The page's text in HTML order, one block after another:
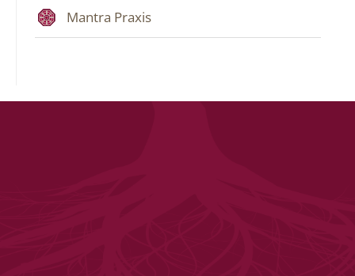
Mantra Praxis